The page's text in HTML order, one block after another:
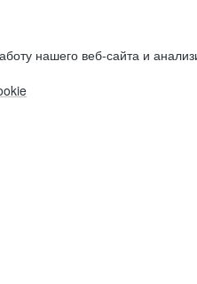
нашего веб-сайта и